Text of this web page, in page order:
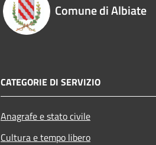
Comune di Albiate
CATEGORIE DI SERVIZIO
Anagrafe e stato civile
Cultura e tempo libero